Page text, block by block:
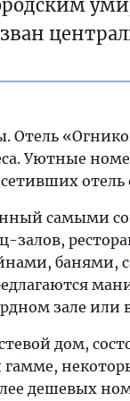
Уютные
самыми
зале или
дом,
дешевых